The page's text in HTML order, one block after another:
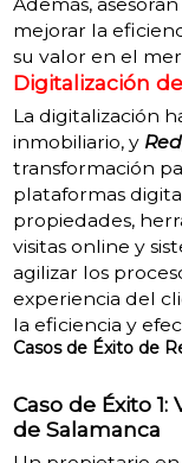
mejorar la
su valor en el
Digitalización
La digitalización
inmobiliario, y
transformación
plataformas
propiedades,
visitas online y
agilizar los
experiencia del
la eficiencia y
Casos de Éxito de
Caso de Éxito
de Salamanca